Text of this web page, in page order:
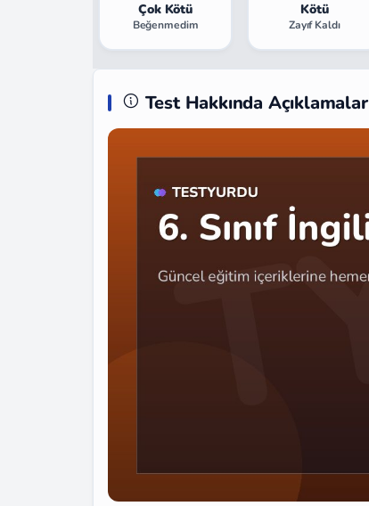
Çok Kötü
Beğenmedim
Kötü
Zayıf Kaldı
Test Hakkında Açıklamalar